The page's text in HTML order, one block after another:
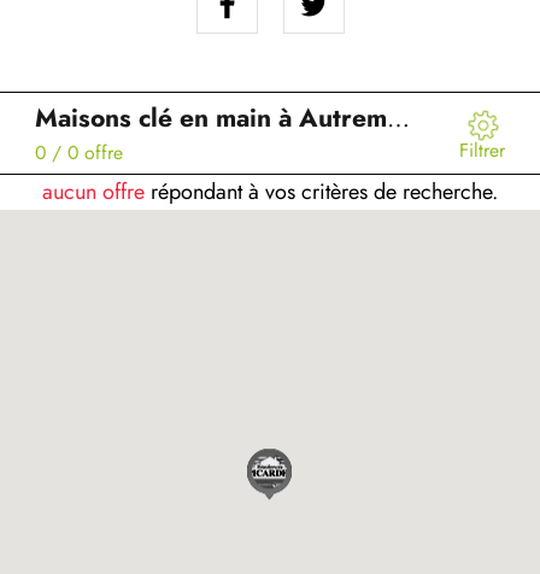
Maisons clé en main à Autremencourt (02)
0 / 0 offre Filtrer
aucun offre répondant à vos critères de recherche.